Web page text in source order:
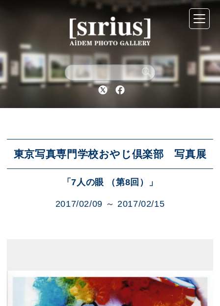
Twitter Facebook
東京写真専門学校おやじ倶楽部 写真展
「7人の眼 （第8回）」
2017/02/09 ～ 2017/02/15
シリウスについて
展示スケジュール
アクセス